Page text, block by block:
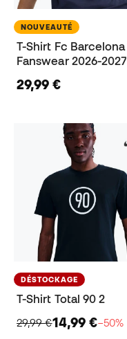
NOUVEAUTÉ
T-Shirt Fc Barcelona
Fanswear 2026-2027
29,99 €
DÉSTOCKAGE
T-Shirt Total 90 2
29,99 €14,99 €−50%